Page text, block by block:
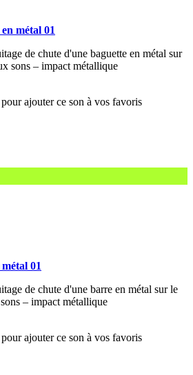
métal 01
de chute d'une baguette en métal sur
sons – impact métallique
01
de chute d'une barre en métal sur le
– impact métallique